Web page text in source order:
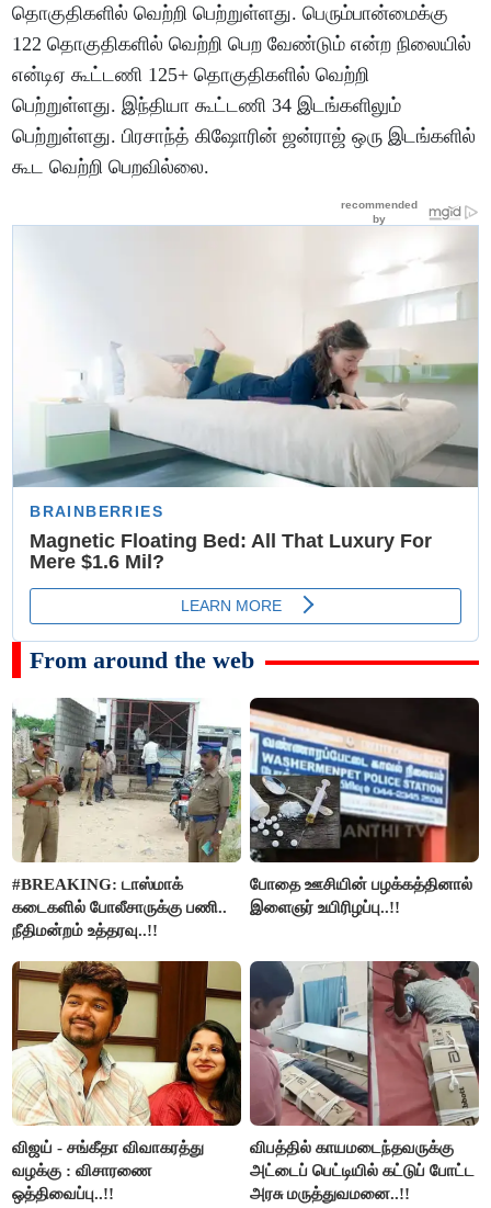
தொகுதிகளில் வெற்றி பெற்றுள்ளது. பெரும்பான்மைக்கு
122 தொகுதிகளில் வெற்றி பெற வேண்டும் என்ற நிலையில்
என்டிஏ கூட்டணி 125+ தொகுதிகளில் வெற்றி
பெற்றுள்ளது. இந்தியா கூட்டணி 34 இடங்களிலும்
பெற்றுள்ளது. பிரசாந்த் கிஷோரின் ஜன்ராஜ் ஒரு இடங்களில்
கூட வெற்றி பெறவில்லை.
From around the web
#BREAKING: டாஸ்மாக்
கடைகளில் போலீசாருக்கு பணி..
நீதிமன்றம் உத்தரவு..!!
போதை ஊசியின் பழக்கத்தினால்
இளைஞர் உயிரிழப்பு..!!
விஜய் - சங்கீதா விவாகரத்து
வழக்கு : விசாரணை
ஒத்திவைப்பு..!!
விபத்தில் காயமடைந்தவருக்கு
அட்டைப் பெட்டியில் கட்டுப் போட்ட
அரசு மருத்துவமனை..!!